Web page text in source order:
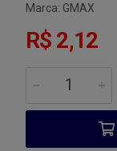
Marca: GMAX
R$ 2,12